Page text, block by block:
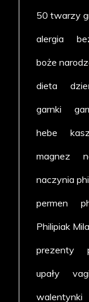
50 twarzy
alergia
boże
dieta
garnki
hebe
magnez
naczynia
permen
Philipiak
prezenty
upały
walentynki